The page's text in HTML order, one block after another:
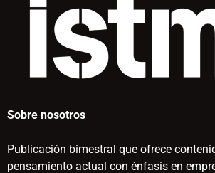
Sobre nosotros
Publicación bimestral que ofrece
pensamiento actual con énfasis en